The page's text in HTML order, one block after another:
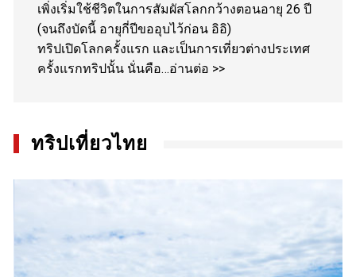
เพิ่งเริ่มใช้ชีวิตในการสัมผัสโลกกว้างตอนอายุ 26 ปี
(จนถึงบัดนี้ อายุกี่ปีขออุบไว้ก่อน อิอิ)
ทริปเปิดโลกครั้งแรก และเป็นการเที่ยวต่างประเทศ
ครั้งแรกทริปนั้น นั่นคือ…อ่านต่อ >>
ทริปเที่ยวไทย